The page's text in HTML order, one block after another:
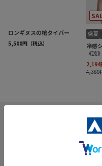
INFORMATION